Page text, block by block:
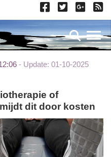
Update: 01-10-2025
dit door kosten